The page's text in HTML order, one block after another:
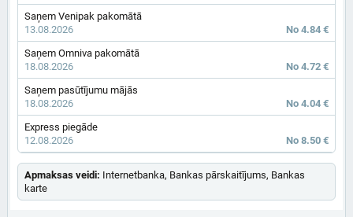
Saņem Venipak pakomātā
13.08.2026
No 4.84 €
Saņem Omniva pakomātā
18.08.2026
No 4.72 €
Saņem pasūtījumu mājās
18.08.2026
No 4.04 €
Express piegāde
12.08.2026
No 8.50 €
Apmaksas veidi: Internetbanka, Bankas pārskaitījums, Bankas
karte